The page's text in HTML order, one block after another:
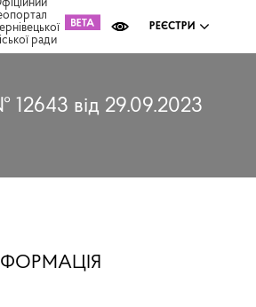
ради
РЕЄСТРИ
12643 від 29.09.2023